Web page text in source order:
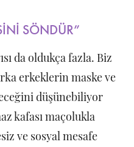
SÖNDÜR”
da oldukça fazla. Biz
erkeklerin maske ve
düşünebiliyor
kafası maçolukla
ve sosyal mesafe